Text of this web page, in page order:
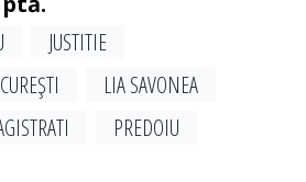
JUSTITIE
LIA SAVONEA
PREDOIU